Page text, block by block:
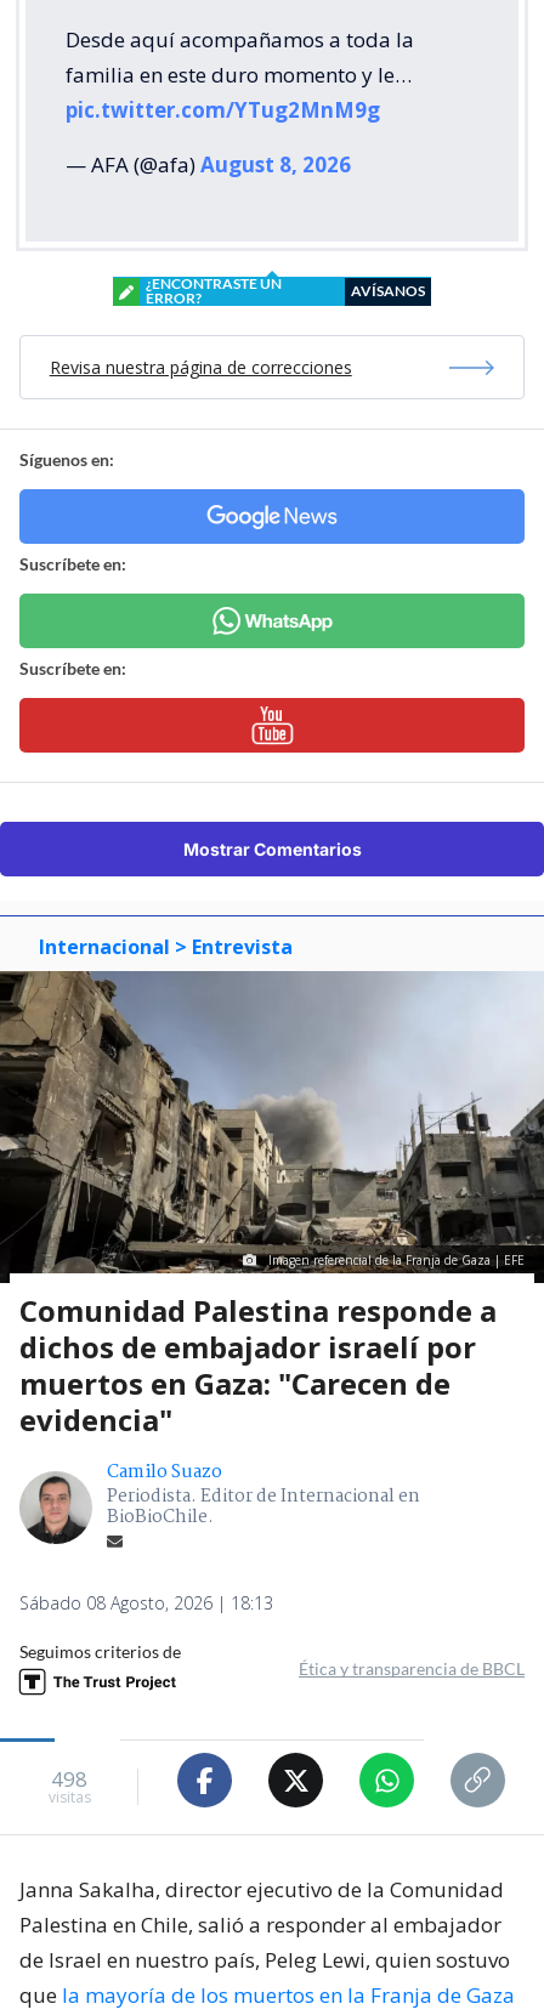
Desde aquí acompañamos a toda la
familia en este duro momento y le…
pic.twitter.com/YTug2MnM9g
— AFA (@afa)August 8, 2026
¿ENCONTRASTE UN
ERROR?
AVÍSANOS
Revisa nuestra página de correcciones
Síguenos en:
Suscríbete en:
Suscríbete en:
Mostrar Comentarios
Internacional > Entrevista
Imagen referencial de la Franja de Gaza | EFE
Comunidad Palestina responde a
dichos de embajador israelí por
muertos en Gaza: "Carecen de
evidencia"
Camilo Suazo
Periodista. Editor de Internacional en
BioBioChile.
Sábado 08 Agosto, 2026 | 18:13
Seguimos criterios de
Ética y transparencia de BBCL
498
visitas
Janna Sakalha, director ejecutivo de la Comunidad
Palestina en Chile, salió a responder al embajador
de Israel en nuestro país, Peleg Lewi, quien sostuvo
que la mayoría de los muertos en la Franja de Gaza